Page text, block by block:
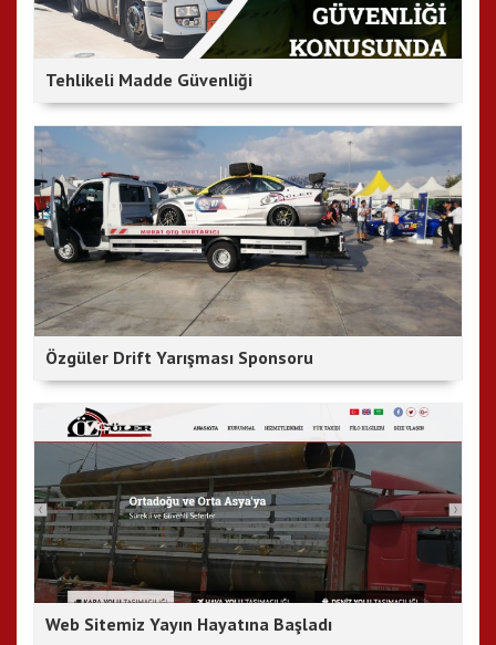
Tehlikeli Madde Güvenliği
Özgüler Drift Yarışması Sponsoru
Web Sitemiz Yayın Hayatına Başladı